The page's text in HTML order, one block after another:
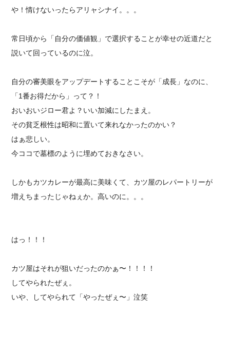
や！情けないったらアリャシナイ。。。
常日頃から「自分の価値観」で選択することが幸せの近道だと
説いて回っているのに泣。
自分の審美眼をアップデートすることこそが「成長」なのに、
「1番お得だから」って？！
おいおいジロー君よ？いい加減にしたまえ。
その貧乏根性は昭和に置いて来れなかったのかい？
はぁ悲しい。
今ココで墓標のように埋めておきなさい。
しかもカツカレーが最高に美味くて、カツ屋のレパートリーが
増えちまったじゃねぇか。高いのに。。。
はっ！！！
カツ屋はそれが狙いだったのかぁ〜！！！！
してやられたぜぇ。
いや、してやられて「やったぜぇ〜」泣笑